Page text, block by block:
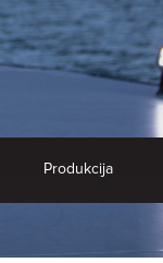
Produkcija